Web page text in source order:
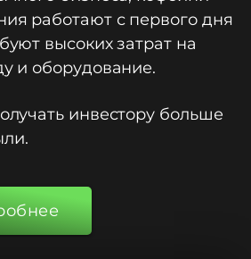
работают с первого дня
высоких затрат на
и оборудование.
инвестору больше